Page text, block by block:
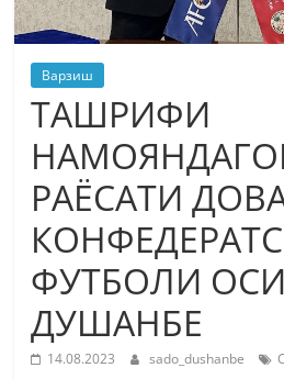
Варзиш
ТАШРИФИ
РАЁСАТИ
ФУТБОЛИ
ДУШАНБЕ
14.08.2023 sado_dushanbe